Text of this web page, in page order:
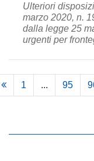
Ulteriori
marzo 2020, n.
dalla legge 25
urgenti per
1 ... 95